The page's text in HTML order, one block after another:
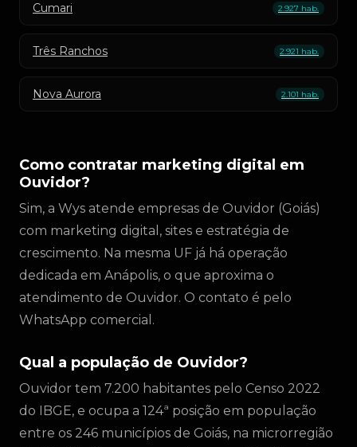
Cumari 2.927 hab.
Três Ranchos 2.921 hab.
Nova Aurora 2.101 hab.
Como contratar marketing digital em
Ouvidor?
Sim, a Wys atende empresas de Ouvidor (Goiás)
com marketing digital, sites e estratégia de
crescimento. Na mesma UF já há operação
dedicada em Anápolis, o que aproxima o
atendimento de Ouvidor. O contato é pelo
WhatsApp comercial.
Qual a população de Ouvidor?
Ouvidor tem 7.200 habitantes pelo Censo 2022
do IBGE, e ocupa a 124ª posição em população
entre os 246 municípios de Goiás, na microrregião